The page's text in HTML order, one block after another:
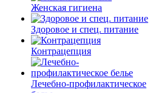
Женская гигиена
Здоровое и спец. питание
Контрацепция
Лечебно-профилактическое